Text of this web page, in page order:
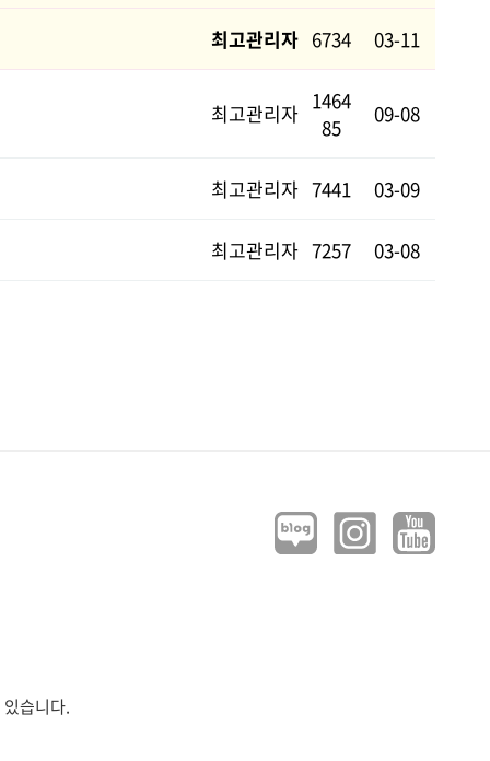
최고관리자 6734 03-11
최고관리자 1464
85
09-08
최고관리자 7441 03-09
최고관리자 7257 03-08
습니다.